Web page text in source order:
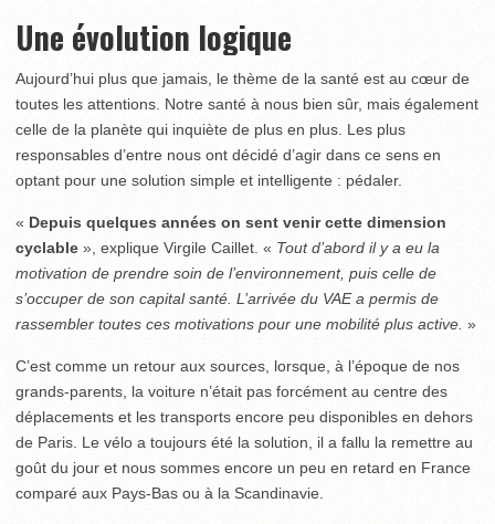
Une évolution logique
Aujourd’hui plus que jamais, le thème de la santé est au cœur de
toutes les attentions. Notre santé à nous bien sûr, mais également
celle de la planète qui inquiète de plus en plus. Les plus
responsables d’entre nous ont décidé d’agir dans ce sens en
optant pour une solution simple et intelligente : pédaler.
« Depuis quelques années on sent venir cette dimension
cyclable », explique Virgile Caillet. « Tout d’abord il y a eu la
motivation de prendre soin de l’environnement, puis celle de
s’occuper de son capital santé. L’arrivée du VAE a permis de
rassembler toutes ces motivations pour une mobilité plus active. »
C’est comme un retour aux sources, lorsque, à l’époque de nos
grands-parents, la voiture n’était pas forcément au centre des
déplacements et les transports encore peu disponibles en dehors
de Paris. Le vélo a toujours été la solution, il a fallu la remettre au
goût du jour et nous sommes encore un peu en retard en France
comparé aux Pays-Bas ou à la Scandinavie.